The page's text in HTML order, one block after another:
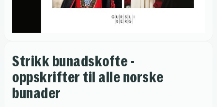
Strikk bunadskofte -
oppskrifter til alle norske
bunader